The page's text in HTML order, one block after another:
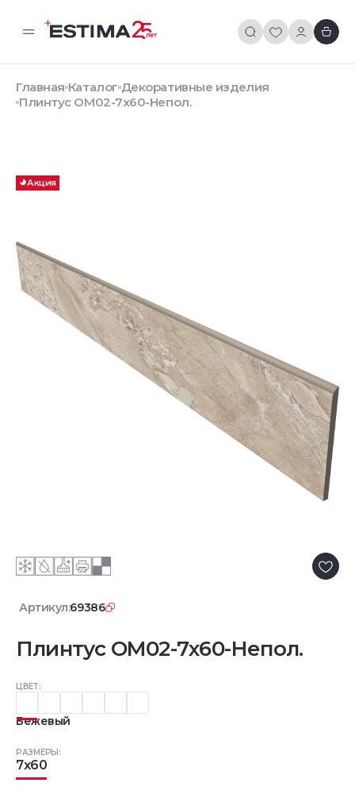
Главная Каталог Декоративные изделия
Плинтус OM02-7x60-Непол.
Акция
Артикул:69386
Плинтус OM02-7x60-Непол.
ЦВЕТ:
Бежевый
РАЗМЕРЫ:
7x60